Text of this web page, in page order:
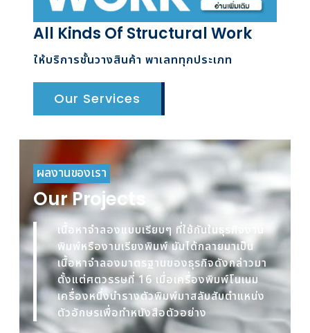
All Kinds Of Structural Work
ให้บริการชั้นวางสินค้า พาเลททุกประเภท
Our Services
ผลงานของเรา
Our Projects
เนื้อหาจำลองแบบเรียบๆ ที่ใช้กันในธุรกิจงาน
พิมพ์หรืองานเรียงพิมพ์ มันได้กลายมาเป็น
เนื้อหาจำลองมาตรฐานของธุรกิจดังกล่าวมา
ตั้งแต่ศตวรรษที่ 16 เมื่อเครื่องพิมพ์โนเนม
เครื่องหนึ่งนำรางตัวพิมพ์มาสลับสับตำแหน่ง
ตัวอักษรเพื่อทำหนังสือตัวอย่าง